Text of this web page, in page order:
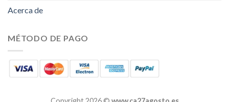
Acerca de
MÉTODO DE PAGO